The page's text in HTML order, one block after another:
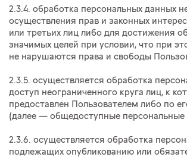
2.3.4. обработка персональных данных
осуществления прав и законных
или третьих лиц либо для достижения
значимых целей при условии, что при
не нарушаются права и свободы
2.3.5. осуществляется обработка
доступ неограниченного круга лиц, к
предоставлен Пользователем либо по
(далее — общедоступные персональные
2.3.6. осуществляется обработка
подлежащих опубликованию или